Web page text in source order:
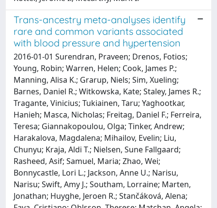
Trans-ancestry meta-analyses identify
rare and common variants associated
with blood pressure and hypertension
2016-01-01 Surendran, Praveen; Drenos, Fotios;
Young, Robin; Warren, Helen; Cook, James P.;
Manning, Alisa K.; Grarup, Niels; Sim, Xueling;
Barnes, Daniel R.; Witkowska, Kate; Staley, James R.;
Tragante, Vinicius; Tukiainen, Taru; Yaghootkar,
Hanieh; Masca, Nicholas; Freitag, Daniel F.; Ferreira,
Teresa; Giannakopoulou, Olga; Tinker, Andrew;
Harakalova, Magdalena; Mihailov, Evelin; Liu,
Chunyu; Kraja, Aldi T.; Nielsen, Sune Fallgaard;
Rasheed, Asif; Samuel, Maria; Zhao, Wei;
Bonnycastle, Lori L.; Jackson, Anne U.; Narisu,
Narisu; Swift, Amy J.; Southam, Lorraine; Marten,
Jonathan; Huyghe, Jeroen R.; Stančáková, Alena;